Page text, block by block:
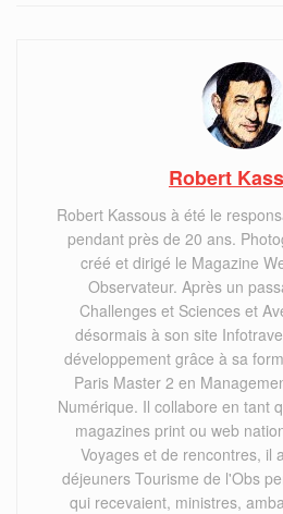
Robert
Robert Kassous à été le
pendant près de 20 ans.
créé et dirigé le Magazine
Observateur. Après un
Challenges et Sciences et
désormais à son site
développement grâce à sa
Paris Master 2 en
Numérique. Il collabore en tant
magazines print ou web
Voyages et de rencontres, il
déjeuners Tourisme de l'Obs
qui recevaient, ministres,